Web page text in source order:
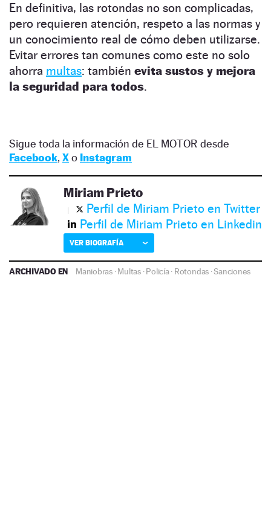
En definitiva, las rotondas no son complicadas,
pero requieren atención, respeto a las normas y
un conocimiento real de cómo deben utilizarse.
Evitar errores tan comunes como este no solo
ahorra multas: también evita sustos y mejora
la seguridad para todos.
Sigue toda la información de EL MOTOR desde
Facebook, Xo Instagram
Miriam Prieto
Perfil de Miriam Prieto en Twitter
Perfil de Miriam Prieto en Linkedin
VER BIOGRAFÍA
ARCHIVADO EN Maniobras·Multas·Policía· Rotondas ·Sanciones